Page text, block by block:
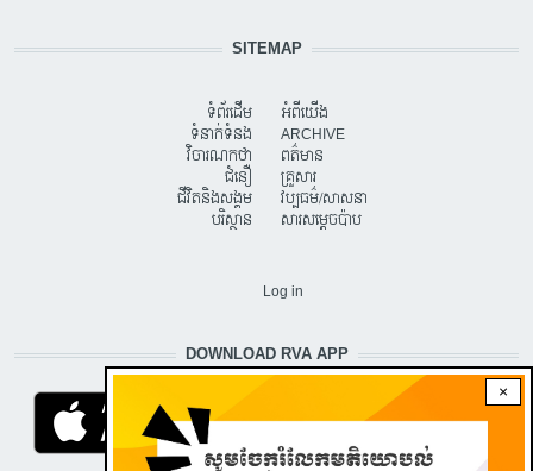
×
SITEMAP
ទំព័រដើម
ទំនាក់ទំនង
វិចារណកថា
ជំនឿ
ជីវិតនិងសង្គម
បរិស្ថាន
អំពីយើង
ARCHIVE
ពត៌មាន
គ្រួសារ
វប្បធម៌/សាសនា
សារសម្តេចប៉ាប
Log in
DOWNLOAD RVA APP